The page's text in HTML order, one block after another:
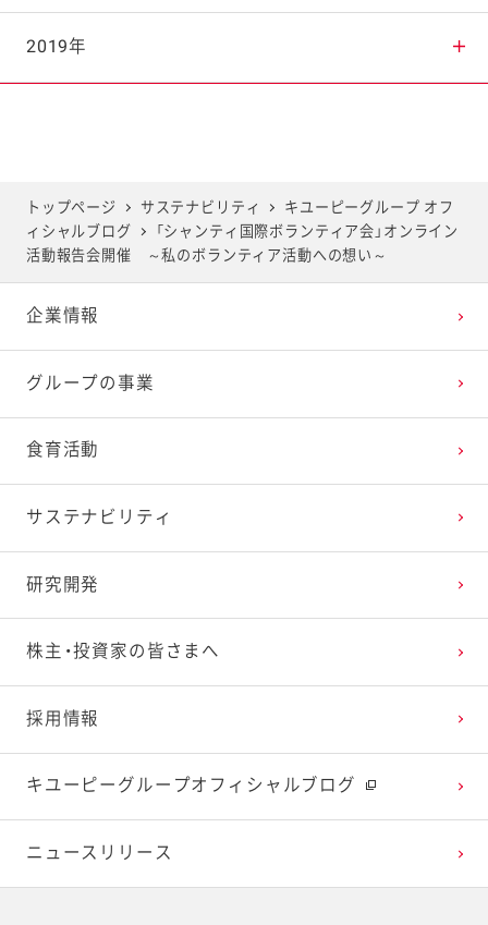
2025年7月
2025年4月
2025年3月
2025年2月
2024年8月
2024年5月
2024年4月
2024年3月
2023年9月
2023年6月
2023年5月
2023年4月
2022年10月
2022年7月
2022年6月
2022年5月
2021年11月
2021年8月
2021年7月
2021年6月
2020年12月
2020年9月
2020年8月
2020年7月
2019年
2019年10月
2019年9月
2019年8月
トップページ サステナビリティ
キユーピーグループ オフ
ィシャルブログ
「シャンティ国際ボランティア会」オンライン
活動報告会開催 ～私のボランティア活動への想い～
企業情報
グループの事業
食育活動
サステナビリティ
研究開発
株主・投資家の皆さまへ
採用情報
キユーピーグループオフィシャルブログ
ニュースリリース